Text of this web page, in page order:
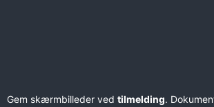
Gem skærmbilleder ved tilmelding.